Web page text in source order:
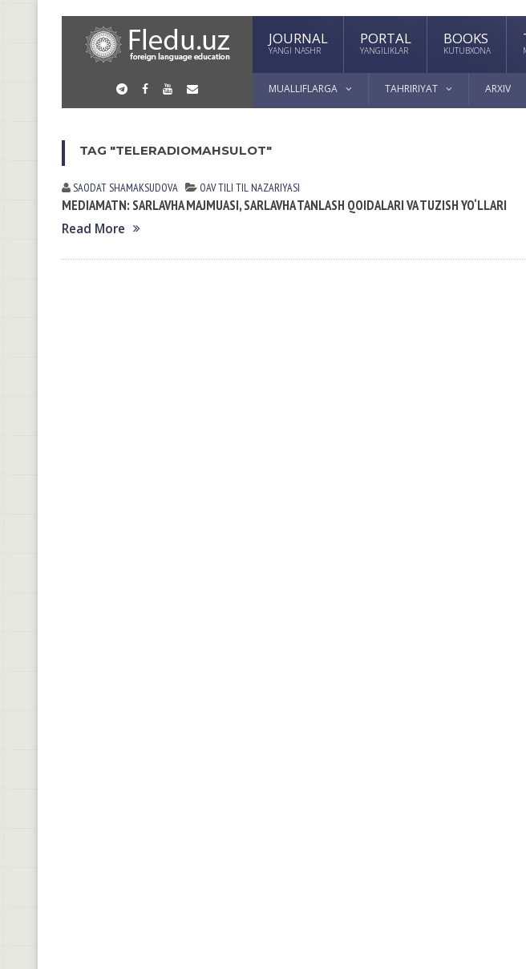
JOURNAL
YANGI NASHR
PORTAL
YANGILIKLAR
BOOKS
KUTUBXONA
MUALLIFLARGA TAHRIRIYAT ARXIV
TAG "TELERADIOMAHSULOT"
SAODAT SHАMАKSUDOVА OAV TILI TIL NАZАRIYASI
MEDIAMATN: SARLAVHA MAJMUASI, SARLAVHA TANLASH QOIDALARI VA TUZISH YO‘LLARI
Read More